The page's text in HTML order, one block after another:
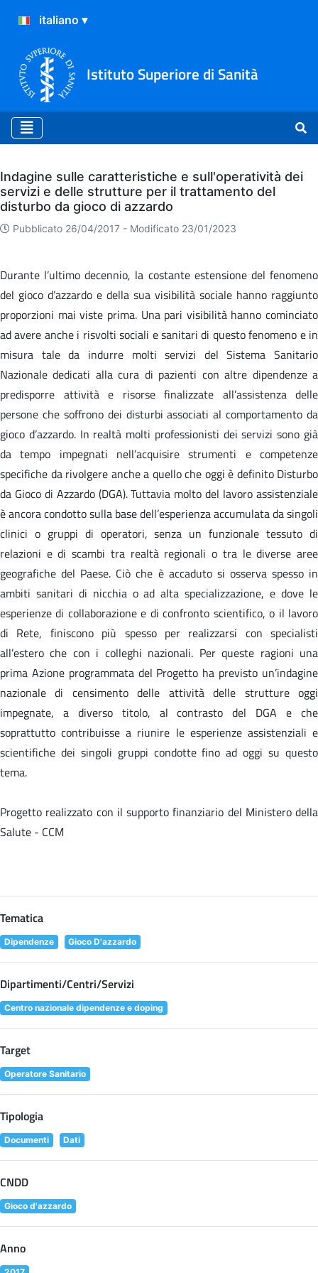
Istituto Superiore di Sanità
Archivio
Indagine sulle caratteristiche e sull'operatività dei
servizi e delle strutture per il trattamento del
disturbo da gioco di azzardo
Pubblicato 26/04/2017 - Modificato 23/01/2023
Durante l’ultimo decennio, la costante estensione del fenomeno
del gioco d’azzardo e della sua visibilità sociale hanno raggiunto
proporzioni mai viste prima. Una pari visibilità hanno cominciato
ad avere anche i risvolti sociali e sanitari di questo fenomeno e in
misura tale da indurre molti servizi del Sistema Sanitario
Nazionale dedicati alla cura di pazienti con altre dipendenze a
predisporre attività e risorse finalizzate all’assistenza delle
persone che soffrono dei disturbi associati al comportamento da
gioco d’azzardo. In realtà molti professionisti dei servizi sono già
da tempo impegnati nell’acquisire strumenti e competenze
specifiche da rivolgere anche a quello che oggi è definito Disturbo
da Gioco di Azzardo (DGA). Tuttavia molto del lavoro assistenziale
è ancora condotto sulla base dell’esperienza accumulata da singoli
clinici o gruppi di operatori, senza un funzionale tessuto di
relazioni e di scambi tra realtà regionali o tra le diverse aree
geografiche del Paese. Ciò che è accaduto si osserva spesso in
ambiti sanitari di nicchia o ad alta specializzazione, e dove le
esperienze di collaborazione e di confronto scientifico, o il lavoro
di Rete, finiscono più spesso per realizzarsi con specialisti
all’estero che con i colleghi nazionali. Per queste ragioni una
prima Azione programmata del Progetto ha previsto un’indagine
nazionale di censimento delle attività delle strutture oggi
impegnate, a diverso titolo, al contrasto del DGA e che
soprattutto contribuisse a riunire le esperienze assistenziali e
scientifiche dei singoli gruppi condotte fino ad oggi su questo
tema.
Progetto realizzato con il supporto finanziario del Ministero della
Salute - CCM
Tematica
Dipendenze Gioco D'azzardo
Dipartimenti/Centri/Servizi
Centro nazionale dipendenze e doping
Target
Operatore Sanitario
Tipologia
Documenti Dati
CNDD
Gioco d'azzardo
Anno